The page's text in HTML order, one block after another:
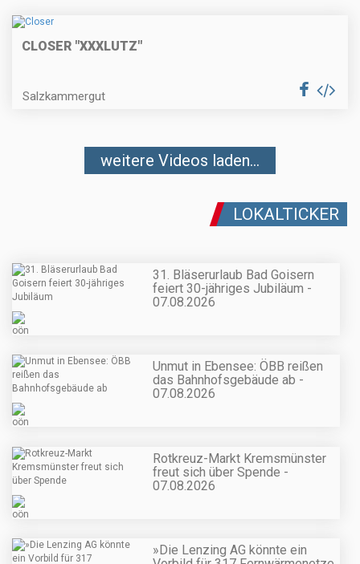
CLOSER "XXXLUTZ"
Salzkammergut
weitere Videos laden...
LOKALTICKER
31. Bläserurlaub Bad Goisern
feiert 30-jähriges Jubiläum -
07.08.2026
Unmut in Ebensee: ÖBB reißen
das Bahnhofsgebäude ab -
07.08.2026
Rotkreuz-Markt Kremsmünster
freut sich über Spende -
07.08.2026
»Die Lenzing AG könnte ein